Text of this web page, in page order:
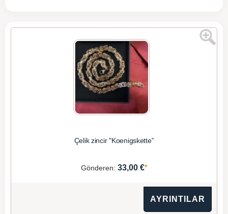
Çelik zincir "Koenigskette"
Gönderen: 33,00 €*
AYRINTILAR